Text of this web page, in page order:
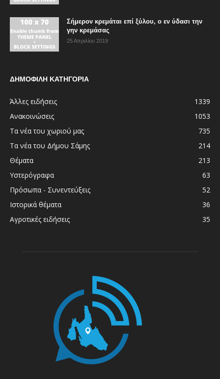
Σήμερον κρεμάται επί ξύλου, ο εν ύδασι την
γην κρεμάσας
25 Απριλίου 2019
ΔΗΜΟΦΙΛΗ ΚΑΤΗΓΟΡΙΑ
Άλλες ειδήσεις
1339
Ανακοινώσεις
1053
Τα νέα του χωριού μας
735
Τα νέα του Δήμου Σάμης
214
Θέματα
213
Υστερόγραφα
63
Πρόσωπα - Συνεντεύξεις
52
Ιστορικά θέματα
36
Αγροτικές ειδήσεις
35